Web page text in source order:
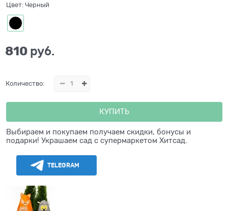
Цвет: Черный
810 руб.
Количество:
КУПИТЬ
Выбираем и покупаем получаем скидки, бонусы и
подарки! Украшаем сад с супермаркетом Хитсад.
TELEGRAM